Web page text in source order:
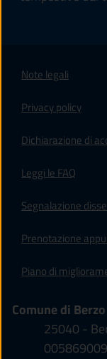
Note legali
Privacy policy
Dichiarazione di
Leggi le FAQ
Segnalazione
Prenotazione
Piano di
Comune di
25040 -